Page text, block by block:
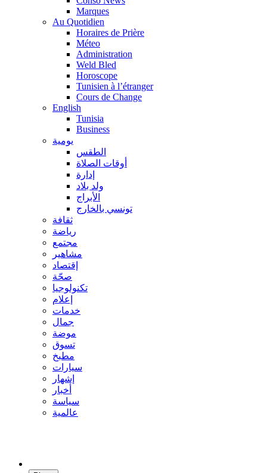
Marques
Au Quotidien
Horaires de Prière
Méteo
Administration
Weld Bled
Horoscope
Tunisien à l’étranger
Cours de Change
English
Tunisia
Business
يومية
الطقس
أوقات الصلاة
إدارة
ولد بلاد
الأبراج
تونسي بالخارج
ثقافة
رياضة
مجتمع
مشاهير
إقتصاد
صحّة
تكنولوجيا
إعلام
خدمات
جمال
موضة
تسوق
مطبخ
سيارات
إشهار
أخبار
سياسة
عالمية